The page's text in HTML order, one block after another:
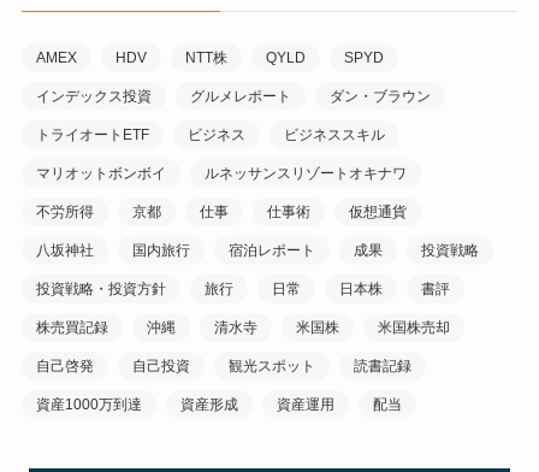
AMEX HDV NTT株 QYLD SPYD
インデックス投資 グルメレポート ダン・ブラウン
トライオートETF ビジネス ビジネススキル
マリオットボンボイ ルネッサンスリゾートオキナワ
不労所得 京都 仕事 仕事術 仮想通貨
八坂神社 国内旅行 宿泊レポート 成果 投資戦略
投資戦略・投資方針 旅行 日常 日本株 書評
株売買記録 沖縄 清水寺 米国株 米国株売却
自己啓発 自己投資 観光スポット 読書記録
資産1000万到達 資産形成 資産運用 配当